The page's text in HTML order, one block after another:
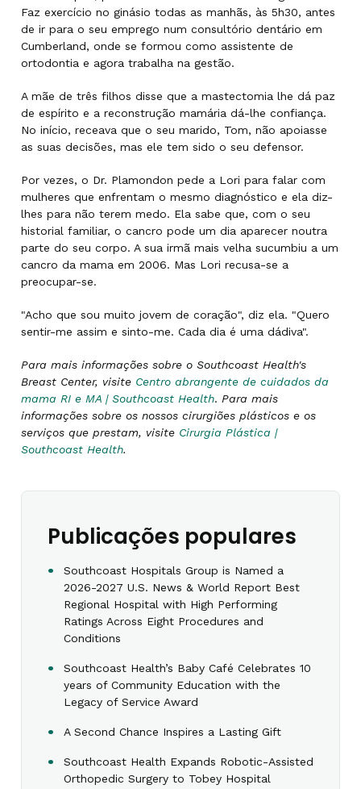
Faz exercício no ginásio todas as manhãs, às 5h30, antes
de ir para o seu emprego num consultório dentário em
Cumberland, onde se formou como assistente de
ortodontia e agora trabalha na gestão.
A mãe de três filhos disse que a mastectomia lhe dá paz
de espírito e a reconstrução mamária dá-lhe confiança.
No início, receava que o seu marido, Tom, não apoiasse
as suas decisões, mas ele tem sido o seu defensor.
Por vezes, o Dr. Plamondon pede a Lori para falar com
mulheres que enfrentam o mesmo diagnóstico e ela diz-
lhes para não terem medo. Ela sabe que, com o seu
historial familiar, o cancro pode um dia aparecer noutra
parte do seu corpo. A sua irmã mais velha sucumbiu a um
cancro da mama em 2006. Mas Lori recusa-se a
preocupar-se.
"Acho que sou muito jovem de coração", diz ela. "Quero
sentir-me assim e sinto-me. Cada dia é uma dádiva".
Para mais informações sobre o Southcoast Health's
Breast Center, visite Centro abrangente de cuidados da
mama RI e MA | Southcoast Health. Para mais
informações sobre os nossos cirurgiões plásticos e os
serviços que prestam, visite Cirurgia Plástica |
Southcoast Health.
Publicações populares
Southcoast Hospitals Group is Named a
2026-2027 U.S. News & World Report Best
Regional Hospital with High Performing
Ratings Across Eight Procedures and
Conditions
Southcoast Health’s Baby Café Celebrates 10
years of Community Education with the
Legacy of Service Award
A Second Chance Inspires a Lasting Gift
Southcoast Health Expands Robotic-Assisted
Orthopedic Surgery to Tobey Hospital